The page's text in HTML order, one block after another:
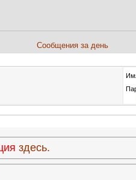
Сообщения за день
здесь.